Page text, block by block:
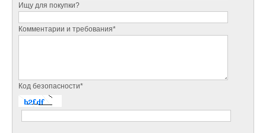
Ищу для покупки?
Комментарии и требования*
Код безопасности*